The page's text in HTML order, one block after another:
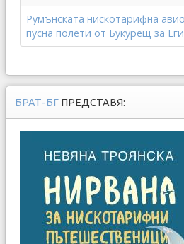
Румънската нискотарифна
пусна полети от Букурещ за
БРАТ-БГ ПРЕДСТАВЯ: